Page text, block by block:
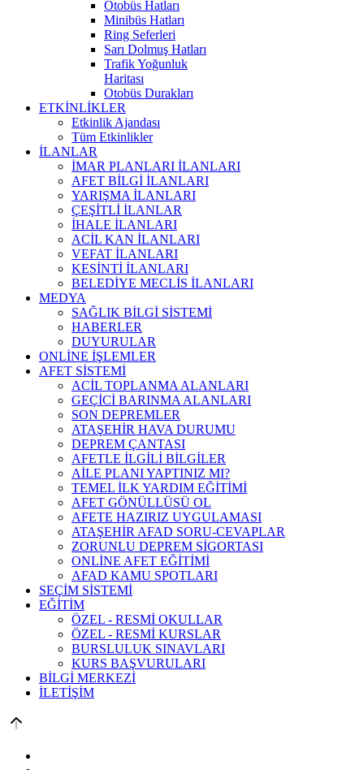
Otobüs Hatları
Minibüs Hatları
Ring Seferleri
Sarı Dolmuş Hatları
Trafik Yoğunluk
Haritası
Otobüs Durakları
ETKİNLİKLER
Etkinlik Ajandası
Tüm Etkinlikler
İLANLAR
İMAR PLANLARI İLANLARI
AFET BİLGİ İLANLARI
YARIŞMA İLANLARI
ÇEŞİTLİ İLANLAR
İHALE İLANLARI
ACİL KAN İLANLARI
VEFAT İLANLARI
KESİNTİ İLANLARI
BELEDİYE MECLİS İLANLARI
MEDYA
SAĞLIK BİLGİ SİSTEMİ
HABERLER
DUYURULAR
ONLİNE İŞLEMLER
AFET SİSTEMİ
ACİL TOPLANMA ALANLARI
GEÇİCİ BARINMA ALANLARI
SON DEPREMLER
ATAŞEHİR HAVA DURUMU
DEPREM ÇANTASI
AFETLE İLGİLİ BİLGİLER
AİLE PLANI YAPTINIZ MI?
TEMEL İLK YARDIM EĞİTİMİ
AFET GÖNÜLLÜSÜ OL
AFETE HAZIRIZ UYGULAMASI
ATAŞEHİR AFAD SORU-CEVAPLAR
ZORUNLU DEPREM SİGORTASI
ONLİNE AFET EĞİTİMİ
AFAD KAMU SPOTLARI
SEÇİM SİSTEMİ
EĞİTİM
ÖZEL - RESMİ OKULLAR
ÖZEL - RESMİ KURSLAR
BURSLULUK SINAVLARI
KURS BAŞVURULARI
BİLGİ MERKEZİ
İLETİŞİM